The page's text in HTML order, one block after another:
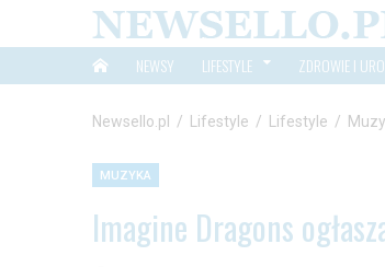
NEWSY LIFESTYLE ZDROWIE I
Newsello.pl / Lifestyle / Lifestyle /
MUZYKA
Imagine Dragons